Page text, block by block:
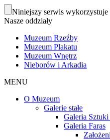
Niniejszy serwis wykorzystuje
Nasze oddziały
Muzeum Rzeźby
Muzeum Plakatu
Muzeum Wnętrz
Nieborów i Arkadia
MENU
O Muzeum
Galerie stałe
Galeria
Galeria Faras